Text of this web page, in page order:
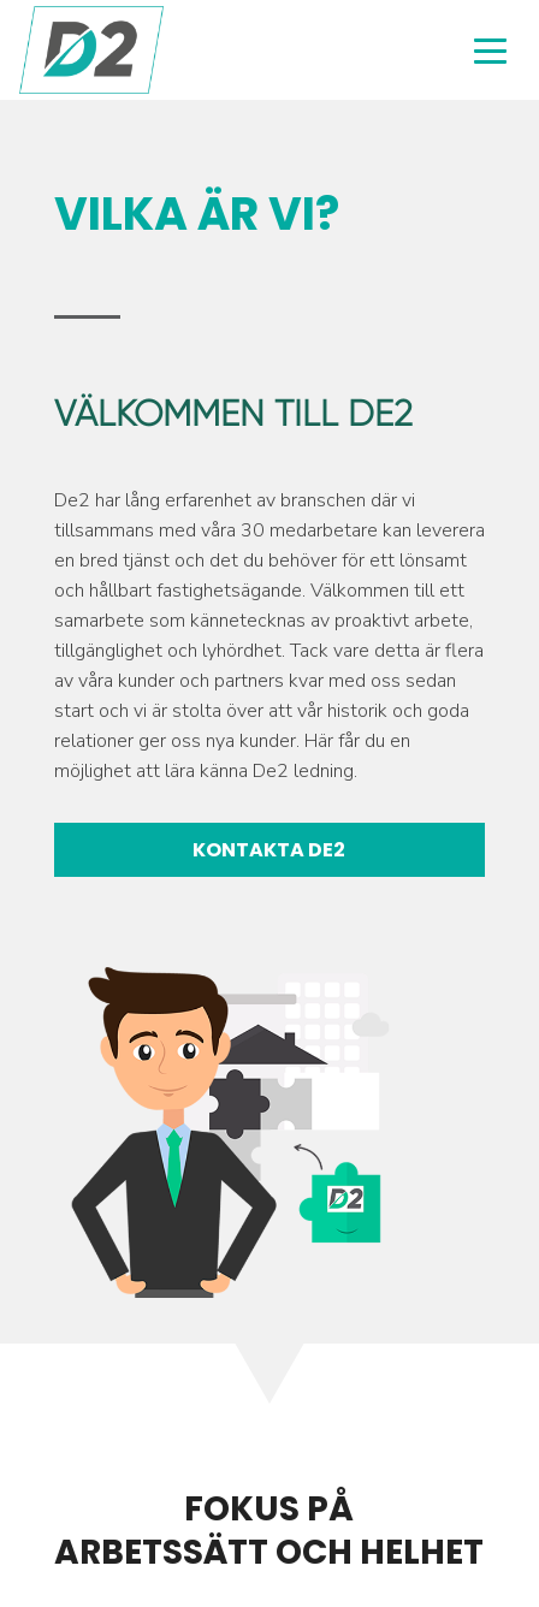
VILKA ÄR VI?
VÄLKOMMEN TILL DE2
De2 har lång erfarenhet av branschen där vi
tillsammans med våra 30 medarbetare kan leverera
en bred tjänst och det du behöver för ett lönsamt
och hållbart fastighetsägande. Välkommen till ett
samarbete som kännetecknas av proaktivt arbete,
tillgänglighet och lyhördhet. Tack vare detta är flera
av våra kunder och partners kvar med oss sedan
start och vi är stolta över att vår historik och goda
relationer ger oss nya kunder. Här får du en
möjlighet att lära känna De2 ledning.
KONTAKTA DE2
FOKUS PÅ
ARBETSSÄTT OCH HELHET